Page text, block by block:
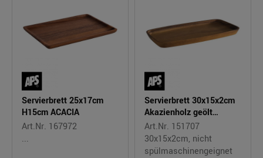
Servierbrett 25x17cm
H15cm ACACIA
Art.Nr. 167972
...
Servierbrett 30x15x2cm
Akazienholz geölt
VELVET
Art.Nr. 151707
30x15x2cm, nicht
spülmaschinengeignet